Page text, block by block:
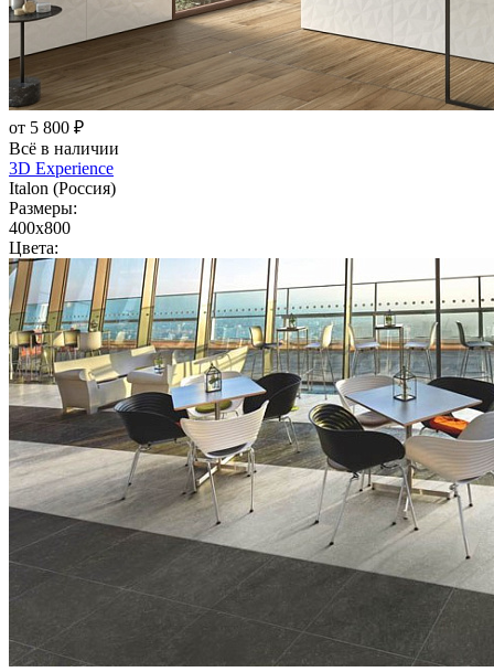
от 5 800 ₽
Всё в наличии
3D Experience
Italon (Россия)
Размеры:
400x800
Цвета: